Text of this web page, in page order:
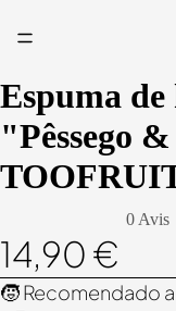
Espuma
"Pêssego
0 Avis
14,90 €
🧒 Recomendado